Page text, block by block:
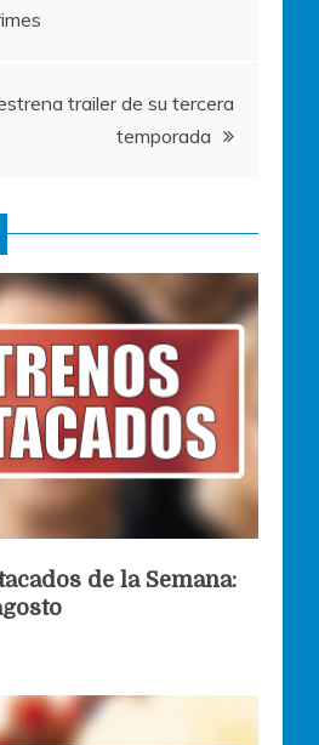
trailer de su tercera
temporada
de la Semana: